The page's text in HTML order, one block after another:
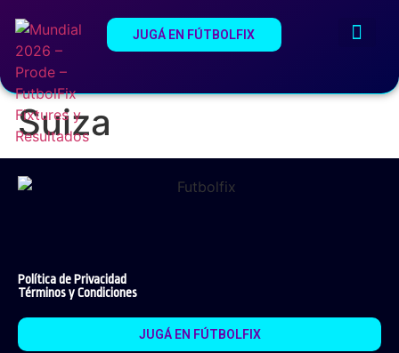
JUGÁ EN FÚTBOLFIX
Suiza
Política de Privacidad
Términos y Condiciones
JUGÁ EN FÚTBOLFIX